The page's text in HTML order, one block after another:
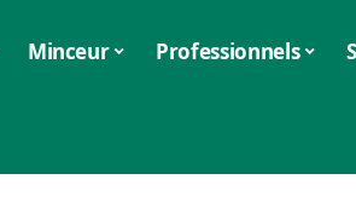
Minceur Professionnels